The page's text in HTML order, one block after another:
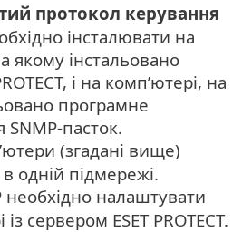
протокол керування
інсталювати на
якому інстальовано
і на комп’ютері, на
програмне
пасток.
(згадані вище)
одній підмережі.
необхідно налаштувати
сервером ESET PROTECT.